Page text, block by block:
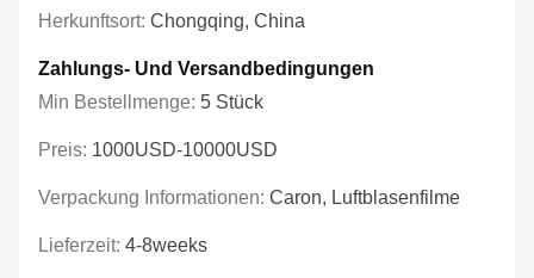
Herkunftsort: Chongqing, China
Zahlungs- Und Versandbedingungen
Min Bestellmenge: 5 Stück
Preis: 1000USD-10000USD
Verpackung Informationen: Caron, Luftblasenfilme
Lieferzeit: 4-8weeks